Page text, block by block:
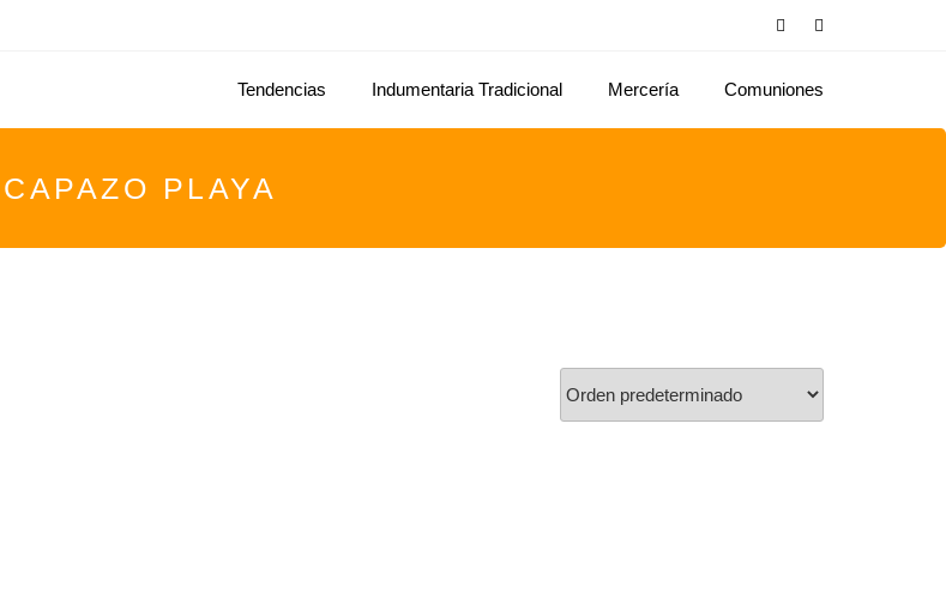
Tendencias Indumentaria Tradicional Mercería Comuniones
CAPAZO PLAYA